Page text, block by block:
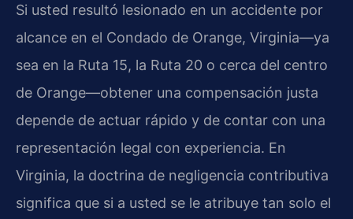
Si usted resultó lesionado en un accidente por
alcance en el Condado de Orange, Virginia—ya
sea en la Ruta 15, la Ruta 20 o cerca del centro
de Orange—obtener una compensación justa
depende de actuar rápido y de contar con una
representación legal con experiencia. En
Virginia, la doctrina de negligencia contributiva
significa que si a usted se le atribuye tan solo el